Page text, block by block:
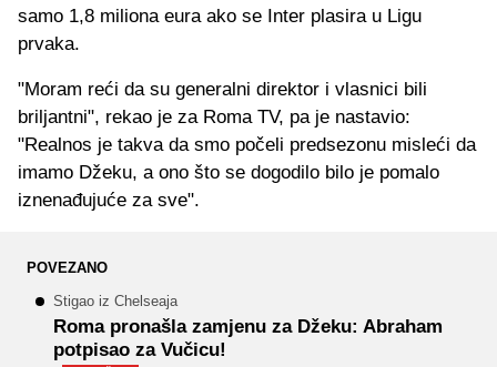
samo 1,8 miliona eura ako se Inter plasira u Ligu
prvaka.
"Moram reći da su generalni direktor i vlasnici bili
briljantni", rekao je za Roma TV, pa je nastavio:
"Realnos je takva da smo počeli predsezonu misleći da
imamo Džeku, a ono što se dogodilo bilo je pomalo
iznenađujuće za sve".
POVEZANO
Stigao iz Chelseaja
Roma pronašla zamjenu za Džeku: Abraham
potpisao za Vučicu!